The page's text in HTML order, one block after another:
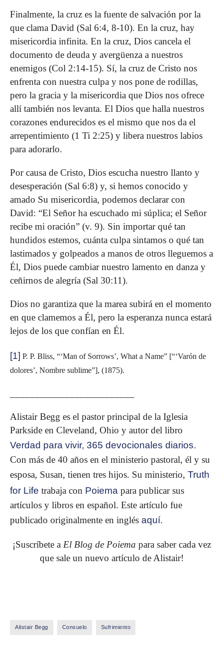
Finalmente, la cruz es la fuente de salvación por la
que clama David (Sal 6:4, 8-10). En la cruz, hay
misericordia infinita. En la cruz, Dios cancela el
documento de deuda y avergüenza a nuestros
enemigos (Col 2:14-15). Sí, la cruz de Cristo nos
enfrenta con nuestra culpa y nos pone de rodillas,
pero la gracia y la misericordia que Dios nos ofrece
allí también nos levanta. El Dios que halla nuestros
corazones endurecidos es el mismo que nos da el
arrepentimiento (1 Ti 2:25) y libera nuestros labios
para adorarlo.
Por causa de Cristo, Dios escucha nuestro llanto y
desesperación (Sal 6:8) y, si hemos conocido y
amado Su misericordia, podemos declarar con
David: “El Señor ha escuchado mi súplica; el Señor
recibe mi oración” (v. 9). Sin importar qué tan
hundidos estemos, cuánta culpa sintamos o qué tan
lastimados y golpeados a manos de otros lleguemos a
Él, Dios puede cambiar nuestro lamento en danza y
ceñirnos de alegría (Sal 30:11).
Dios no garantiza que la marea subirá en el momento
en que clamemos a Él, pero la esperanza nunca estará
lejos de los que confían en Él.
[1] P. P. Bliss, “‘Man of Sorrows’, What a Name” [“‘Varón de
dolores’, Nombre sublime”], (1875).
Alistair Begg es el pastor principal de la Iglesia
Parkside en Cleveland, Ohio y autor del libro
Verdad para vivir, 365 devocionales diarios.
Con más de 40 años en el ministerio pastoral, él y su
esposa, Susan, tienen tres hijos. Su ministerio, Truth
for Life trabaja con Poiema para publicar sus
artículos y libros en español. Este artículo fue
publicado originalmente en inglés aquí.
¡Suscríbete a El Blog de Poiema para saber cada vez
que sale un nuevo artículo de Alistair!
Alistair Begg Consuelo Sufrimiento